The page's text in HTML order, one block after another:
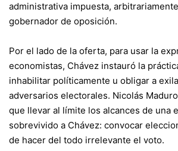
administrativa impuesta,
gobernador de oposición.
Por el lado de la oferta, para usar la
economistas, Chávez instauró la
inhabilitar políticamente u obligar a
adversarios electorales. Nicolás
que llevar al límite los alcances de una
sobrevivido a Chávez: convocar
de hacer del todo irrelevante el voto.